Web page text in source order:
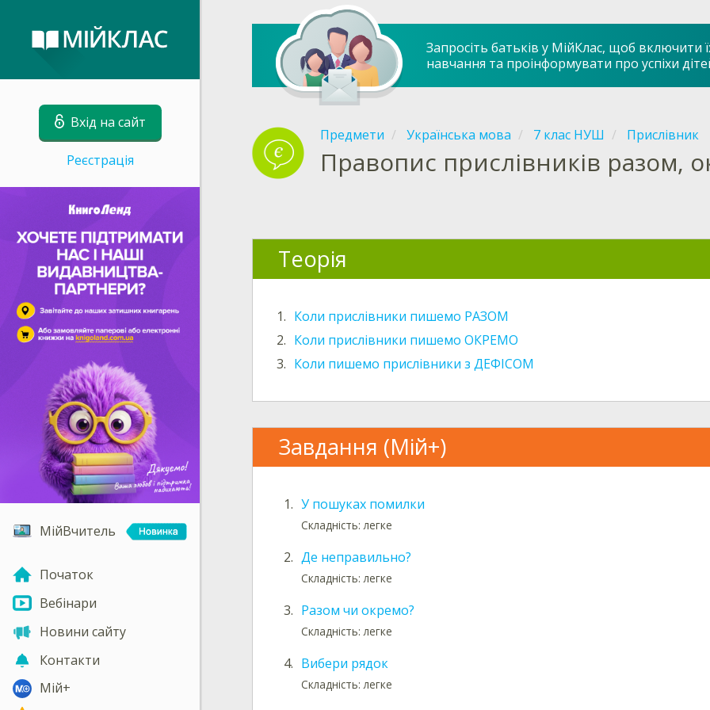
Вхід на сайт
Реєстрація
МійВчитель
Початок
Вебінари
Новини сайту
Контакти
Мій+
Запросіть батьків у МійКлас, щоб включити
навчання та проінформувати про успіхи
Предмети Українська мова 7 клас НУШ Прислівник
Правопис прислівників разом,
Теорія
1. Коли прислівники пишемо РАЗОМ
2. Коли прислівники пишемо ОКРЕМО
3. Коли пишемо прислівники з ДЕФІСОМ
Завдання (Мій+)
1. У пошуках помилки
Складність: легке
2. Де неправильно?
Складність: легке
3. Разом чи окремо?
Складність: легке
4. Вибери рядок
Складність: легке